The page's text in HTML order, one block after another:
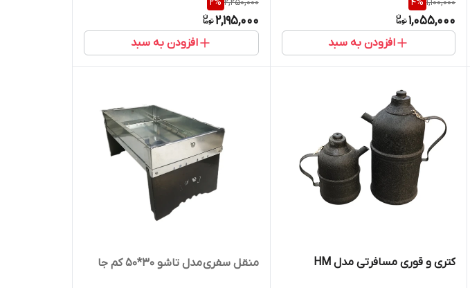
1,055,000
افزودن به سبد
2,195,000
افزودن به سبد
کتری و قوری مسافرتی مدل HM منقل سفری مدل تاشو 30*50 کم جا